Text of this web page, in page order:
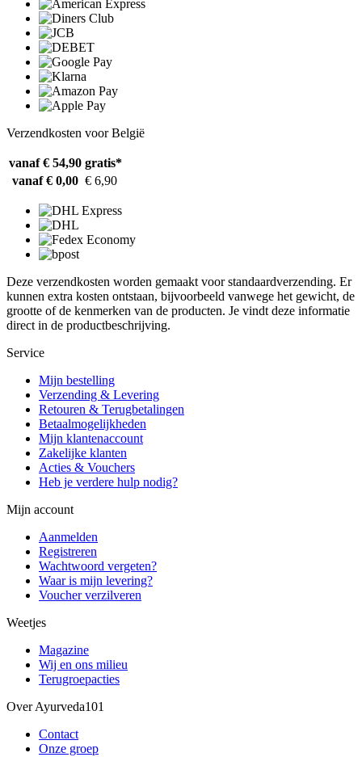
Verzendkosten voor België
vanaf € 54,90 gratis*
vanaf € 0,00 € 6,90
Deze verzendkosten worden gemaakt voor standaardverzending. Er
kunnen extra kosten ontstaan, bijvoorbeeld vanwege het gewicht, de
grootte of de kenmerken van de producten. Je vindt deze informatie
direct in de productbeschrijving.
Service
Mijn bestelling
Verzending & Levering
Retouren & Terugbetalingen
Betaalmogelijkheden
Mijn klantenaccount
Zakelijke klanten
Acties & Vouchers
Heb je verdere hulp nodig?
Mijn account
Aanmelden
Registreren
Wachtwoord vergeten?
Waar is mijn levering?
Voucher verzilveren
Weetjes
Magazine
Wij en ons milieu
Terugroepacties
Over Ayurveda101
Contact
Onze groep